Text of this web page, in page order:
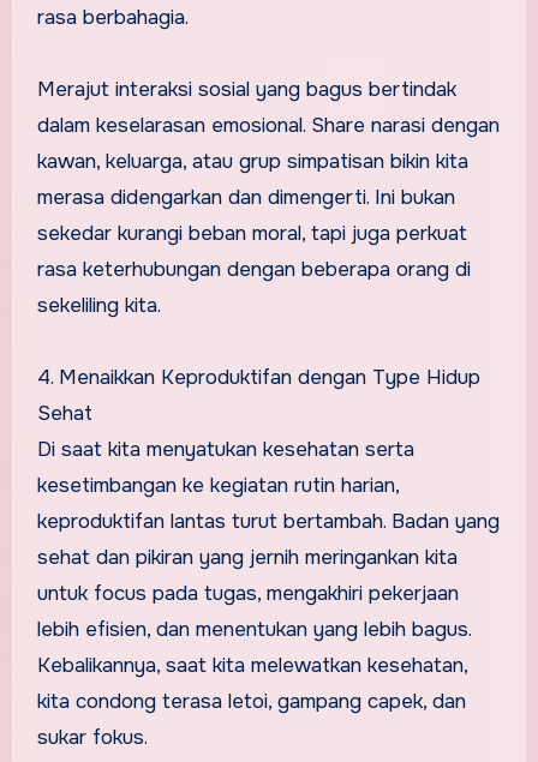
rasa berbahagia.
Merajut interaksi sosial yang bagus bertindak
dalam keselarasan emosional. Share narasi dengan
kawan, keluarga, atau grup simpatisan bikin kita
merasa didengarkan dan dimengerti. Ini bukan
sekedar kurangi beban moral, tapi juga perkuat
rasa keterhubungan dengan beberapa orang di
sekeliling kita.
4. Menaikkan Keproduktifan dengan Type Hidup
Sehat
Di saat kita menyatukan kesehatan serta
kesetimbangan ke kegiatan rutin harian,
keproduktifan lantas turut bertambah. Badan yang
sehat dan pikiran yang jernih meringankan kita
untuk focus pada tugas, mengakhiri pekerjaan
lebih efisien, dan menentukan yang lebih bagus.
Kebalikannya, saat kita melewatkan kesehatan,
kita condong terasa letoi, gampang capek, dan
sukar fokus.